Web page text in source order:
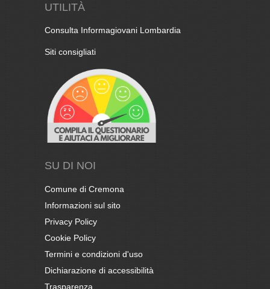
UTILITÀ
Consulta Informagiovani Lombardia
Siti consigliati
SU DI NOI
Comune di Cremona
Informazioni sul sito
Privacy Policy
Cookie Policy
Termini e condizioni d'uso
Dichiarazione di accessibilità
Trasparenza